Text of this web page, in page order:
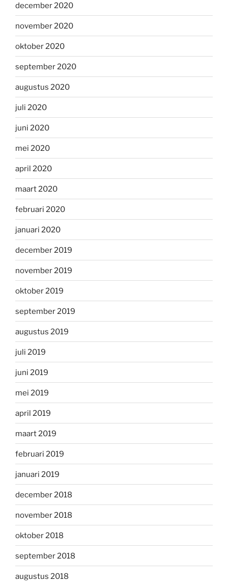
december 2020
november 2020
oktober 2020
september 2020
augustus 2020
juli 2020
juni 2020
mei 2020
april 2020
maart 2020
februari 2020
januari 2020
december 2019
november 2019
oktober 2019
september 2019
augustus 2019
juli 2019
juni 2019
mei 2019
april 2019
maart 2019
februari 2019
januari 2019
december 2018
november 2018
oktober 2018
september 2018
augustus 2018